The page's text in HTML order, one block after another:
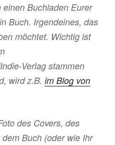
Buchladen Eurer
Buch. Irgendeines, das
möchtet. Wichtig ist
Verlag stammen
wird z.B. im Blog von
des Covers, des
Buch (oder wie Ihr